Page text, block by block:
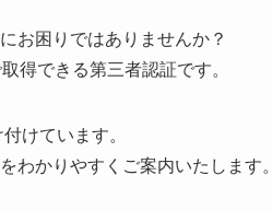
お困りではありませんか？
得できる第三者認証です。
けています。
わかりやすくご案内いたします。